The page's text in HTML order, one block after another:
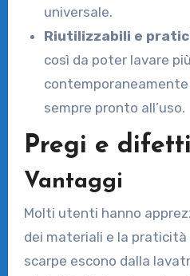
universale.
Riutilizzabili e
così da poter lavare
sempre pronto all’uso.
Pregi e difetti
Vantaggi
Molti utenti hanno
dei materiali e la
scarpe escono dalla